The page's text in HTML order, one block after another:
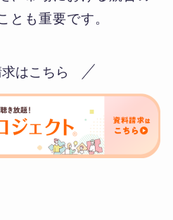
とも重要です。
はこちら